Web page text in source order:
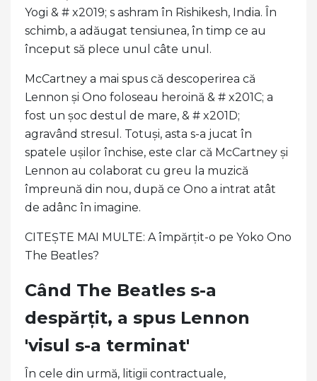
Yogi & # x2019; s ashram în Rishikesh, India. În
schimb, a adăugat tensiunea, în timp ce au
început să plece unul câte unul.
McCartney a mai spus că descoperirea că
Lennon și Ono foloseau heroină & # x201C; a
fost un șoc destul de mare, & # x201D;
agravând stresul. Totuși, asta s-a jucat în
spatele ușilor închise, este clar că McCartney și
Lennon au colaborat cu greu la muzică
împreună din nou, după ce Ono a intrat atât
de adânc în imagine.
CITEȘTE MAI MULTE: A împărțit-o pe Yoko Ono
The Beatles?
Când The Beatles s-a
despărțit, a spus Lennon
'visul s-a terminat'
În cele din urmă, litigii contractuale,